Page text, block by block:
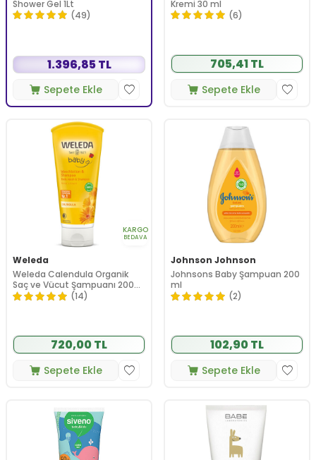
Shower Gel 1Lt
(49)
1.396,85 TL
Sepete Ekle
Kremi 30 ml
(6)
705,41 TL
Sepete Ekle
KARGO
BEDAVA
Weleda
Weleda Calendula Organik
Saç ve Vücut Şampuanı 200
ml
(14)
720,00 TL
Sepete Ekle
Johnson Johnson
Johnsons Baby Şampuan 200
ml
(2)
102,90 TL
Sepete Ekle